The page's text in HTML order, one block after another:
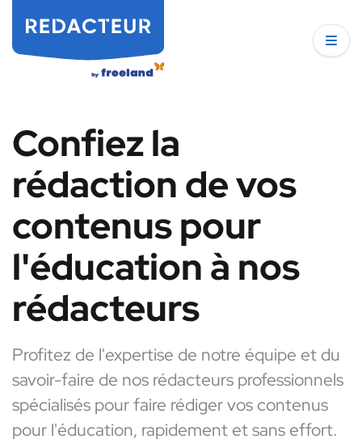
Confiez la
rédaction de vos
contenus pour
l'éducation à nos
rédacteurs
Profitez de l'expertise de notre équipe et du
savoir-faire de nos rédacteurs professionnels
spécialisés pour faire rédiger vos contenus
pour l'éducation, rapidement et sans effort.